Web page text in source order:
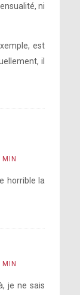
ni
est
il
horrible la
je ne sais